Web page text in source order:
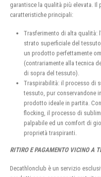
garantisce la qualità più elevata. Il
caratteristiche principali:
Trasferimento di alta qualità:
strato superficiale del
un prodotto perfettamente
(contrariamente alla tecnica
di sopra del tessuto).
Traspirabilità: il processo di
tessuto, pur conservandone
prodotto ideale in partita.
flocking, il processo di
palpabile ed un comfort di
proprietà traspiranti.
RITIRO E PAGAMENTO VICINO A
Decathlonclub è un servizio